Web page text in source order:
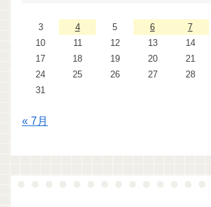
3
4 5 6 7
10
11 12 13 14
17
18 19 20 21
24
25 26 27 28
31
« 7月